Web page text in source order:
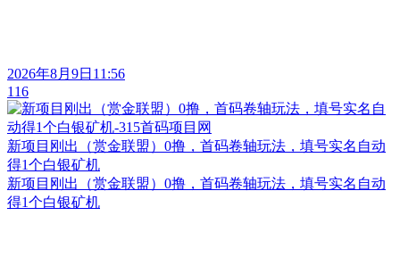
2026年8月9日11:56
116
新项目刚出（赏金联盟）0撸，首码卷轴玩法，填号实名自动
得1个白银矿机
新项目刚出（赏金联盟）0撸，首码卷轴玩法，填号实名自动
得1个白银矿机